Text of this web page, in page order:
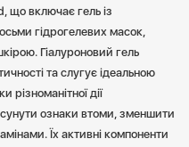
що включає гель із
гідрогелевих масок,
Гіалуроновий гель
та слугує ідеальною
різноманітної дії
ознаки втоми, зменшити
Їх активні компоненти